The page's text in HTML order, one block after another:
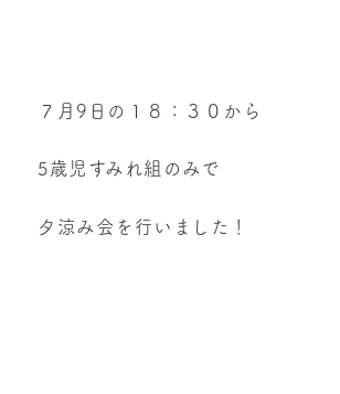
７月9日の１８：３０から
5歳児すみれ組のみで
夕涼み会を行いました！